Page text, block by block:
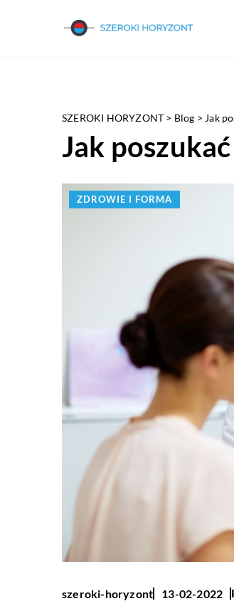
SZEROKI HORYZONT > Blog > Jak
Jak
ZDROWIE I FORMA
szeroki-horyzont 13-02-2022